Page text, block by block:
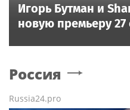
Игорь Бутман и
новую премьеру 27
Россия
Russia24.pro